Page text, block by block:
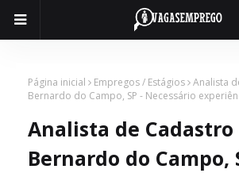
Página inicial Empregos / Estágios Analista
Bernardo do Campo, SP - Necessário
Analista de Cadastro
Bernardo do Campo,